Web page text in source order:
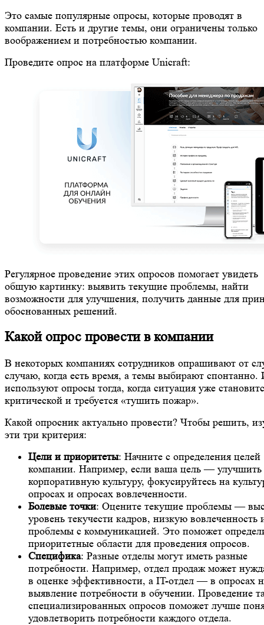
Это самые популярные опросы, которые проводят в
компании. Есть и другие темы, они ограничены только
воображением и потребностью компании.
Проведите опрос на платформе Unicraft:
Регулярное проведение этих опросов помогает увидеть
общую картинку: выявить текущие проблемы, найти
возможности для улучшения, получить данные для
обоснованных решений.
Какой опрос провести в компании
В некоторых компаниях сотрудников опрашивают от
случаю, когда есть время, а темы выбирают спонтанно.
используют опросы тогда, когда ситуация уже
критической и требуется «тушить пожар».
Какой опросник актуально провести? Чтобы решить,
эти три критерия:
Цели и приоритеты: Начните с определения целей
компании. Например, если ваша цель — улучшить
корпоративную культуру, фокусируйтесь на
опросах и опросах вовлеченности.
Болевые точки: Оцените текущие проблемы —
уровень текучести кадров, низкую вовлеченность
проблемы с коммуникацией. Это поможет
приоритетные области для проведения опросов.
Специфика: Разные отделы могут иметь разные
потребности. Например, отдел продаж может
в оценке эффективности, а IT-отдел — в опросах
выявление потребности в обучении. Проведение
специализированных опросов поможет лучше
удовлетворить потребности каждого отдела.